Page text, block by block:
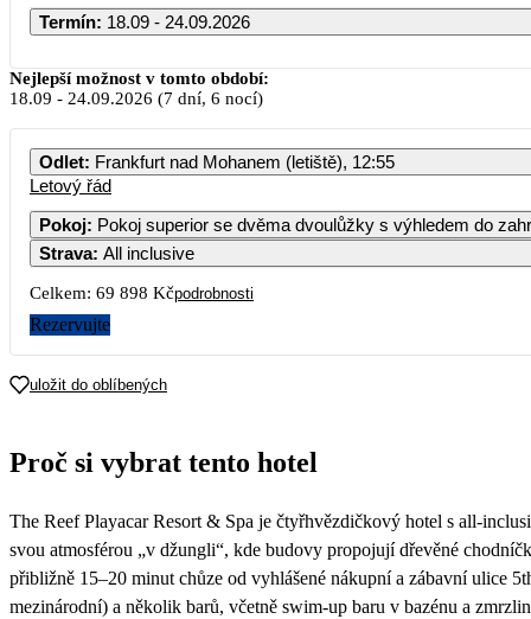
Termín: 18.09 - 24.09.2026
Nejlepší možnost v tomto období:
18.09 - 24.09.2026 (7 dní, 6 nocí)
Odlet: Frankfurt nad Mohanem (letiště), 12:55
Letový řád
Pokoj: Pokoj superior se dvěma dvoulůžky s výhledem do
Strava: All inclusive
Celkem: 69 898 Kčpodrobnosti
Rezervujte
uložit do oblíbených
Proč si vybrat tento hotel
The Reef Playacar Resort & Spa je čtyřhvězdičkový hotel s all-
svou atmosférou „v džungli“, kde budovy propojují dřevěné
přibližně 15–20 minut chůze od vyhlášené nákupní a zábavní ulice
mezinárodní) a několik barů, včetně swim-up baru v bazénu a